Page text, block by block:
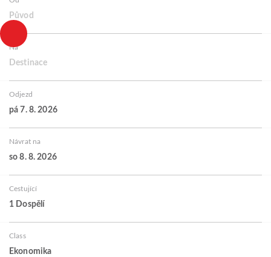
Původ
Na
Destinace
Odjezd
pá 7. 8. 2026
Návrat na
so 8. 8. 2026
Cestující
1 Dospělí
Class
Ekonomika